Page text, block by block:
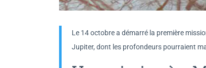
Le 14 octobre a démarré la première
Jupiter, dont les profondeurs pourraient